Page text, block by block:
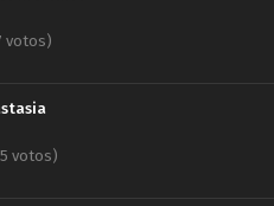
votos)
votos)